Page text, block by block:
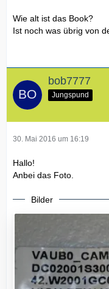
Wie alt ist das Book?
Ist noch was übrig von
bob7777
Jungspund
30. Mai 2016 um 16:19
Hallo!
Anbei das Foto.
Bilder